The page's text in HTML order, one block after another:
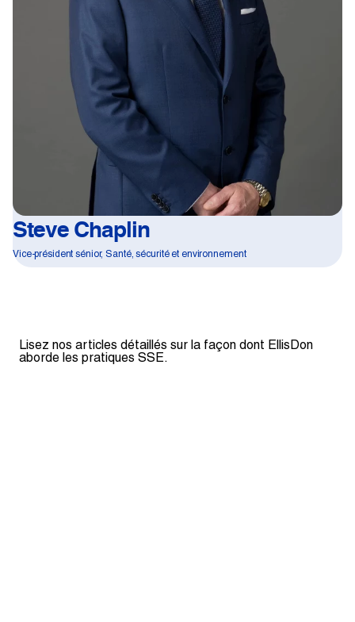
Steve Chaplin
Vice-président sénior, Santé, sécurité et environnement
Lisez nos articles détaillés sur la façon dont EllisDon
aborde les pratiques SSE.